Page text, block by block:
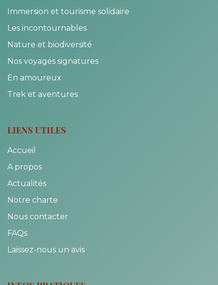
Immersion et tourisme solidaire
Les incontournables
Nature et biodiversité
Nos voyages signatures
En amoureux
Trek et aventures
LIENS UTILES
Accueil
A propos
Actualités
Notre charte
Nous contacter
FAQs
Laissez-nous un avis